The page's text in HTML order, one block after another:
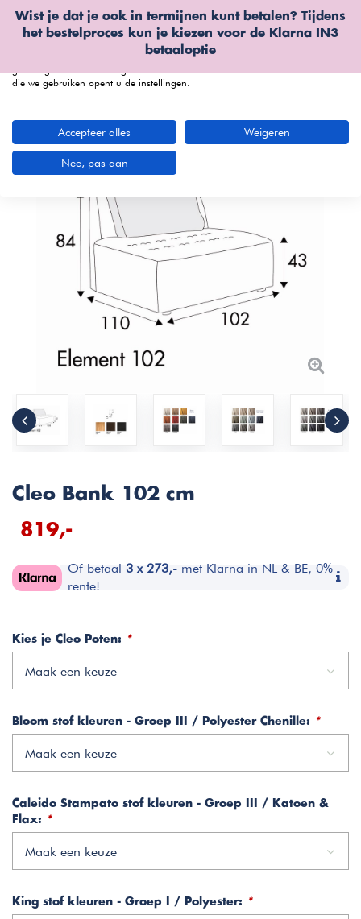
Wist je dat je ook in termijnen kunt betalen? Tijdens
het bestelproces kun je kiezen voor de Klarna IN3
betaaloptie
Bekijk productvideo
Cleo Bank 102 cm
819,-
Of betaal 3 x 273,- met Klarna in NL & BE, 0%
rente!
Kies je Cleo Poten: *
Maak een keuze
Bloom stof kleuren - Groep III / Polyester Chenille: *
Maak een keuze
Caleido Stampato stof kleuren - Groep III / Katoen &
Flax:
*
Maak een keuze
King stof kleuren - Groep I / Polyester: *
Wij gebruiken cookies
We kunnen deze plaatsen voor analyse van onze bezoekersgegevens, om
onze website te verbeteren, gepersonaliseerde inhoud te tonen en om u een
die we gebruiken opent u de instellingen.
Accepteer alles Weigeren
Nee, pas aan